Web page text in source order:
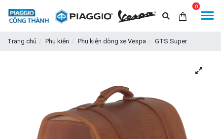
0
Trang chủ Phụ kiện Phụ kiện dòng xe Vespa GTS Super